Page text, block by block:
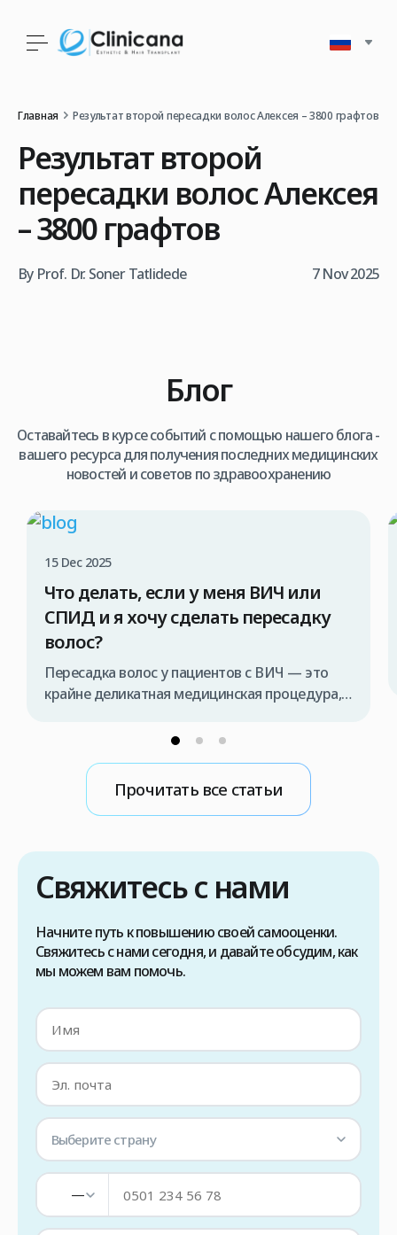
Главная Результат второй пересадки волос Алексея – 3800 графтов
Результат второй
пересадки волос Алексея
– 3800 графтов
By Prof. Dr. Soner Tatlidede 7 Nov 2025
Блог
Оставайтесь в курсе событий с помощью нашего блога -
вашего ресурса для получения последних медицинских
новостей и советов по здравоохранению
15 Dec 2025
Что делать, если у меня ВИЧ или
СПИД и я хочу сделать пересадку
волос?
Пересадка волос у пациентов с ВИЧ — это
крайне деликатная медицинская процедура,
специализированной медицинской командой
противном случае существует риск передачи
вируса во время операции. Поэтому, если вы
рассматриваете возможность пересадки
с вашим лечащим врачом, чтобы […]
Прочитать все статьи
Свяжитесь с нами
Начните путь к повышению своей самооценки.
Свяжитесь с нами сегодня, и давайте обсудим, как
мы можем вам помочь.
Выберите страну
—